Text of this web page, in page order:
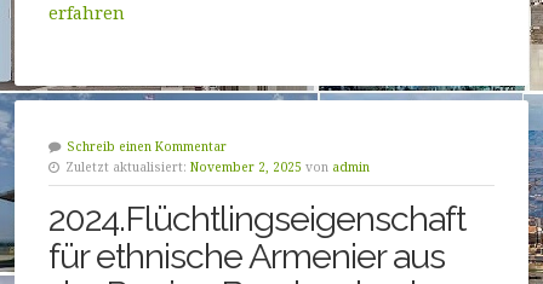
erfahren
Schreib einen Kommentar
Zuletzt aktualisiert: November 2, 2025 von admin
2024.Flüchtlingseigenschaft
für ethnische Armenier aus